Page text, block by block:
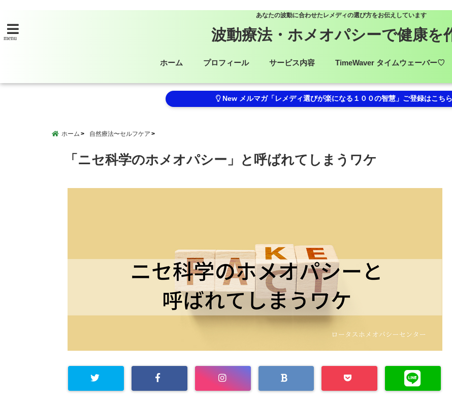
あなたの波動に合わせたレメディの選び方をお伝えしています
menu 波動療法・ホメオパシーで健康を
ホーム プロフィール サービス内容 TimeWaver タイムウェーバー♡
New メルマガ「レメディ選びが楽になる１００の智慧」ご登録はこち
ホーム 自然療法〜セルフケア
「ニセ科学のホメオパシー」と呼ばれてしまうワケ